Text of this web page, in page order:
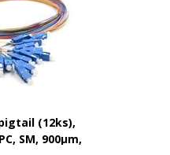
(12ks),
SM, 900µm,